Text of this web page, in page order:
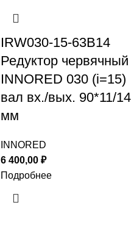
IRW030-15-63B14
Редуктор червячный
INNORED 030 (i=15)
вал вх./вых. 90*11/14
мм
INNORED
6 400,00 ₽
Подробнее